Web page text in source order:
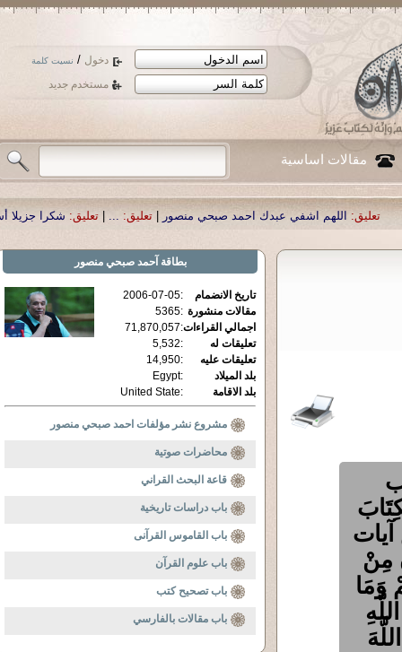
دخول / نسيت كلمة
مستخدم جديد
مقالات اساسية
عبدك احمد صبحي منصور|تعليق: ...
|تعليق: شكرا جزيلا أستاذ حمد الحمد
عكس آيات
مِنْ
وَمَا
بطاقة آحمد صبحي منصور
تاريخ الانضمام :
2006-07-05
مقالات منشورة :
5365
اجمالي القراءات:
71,870,057
تعليقات له
:
5,532
تعليقات عليه
:
14,950
بلد الميلاد
:
Egypt
بلد الاقامة
:
United State
مشروع نشر مؤلفات احمد صبحي منصور
محاضرات صوتية
قاعة البحث القراني
باب دراسات تاريخية
باب القاموس القرآنى
باب علوم القرآن
باب تصحيح كتب
باب مقالات بالفارسي